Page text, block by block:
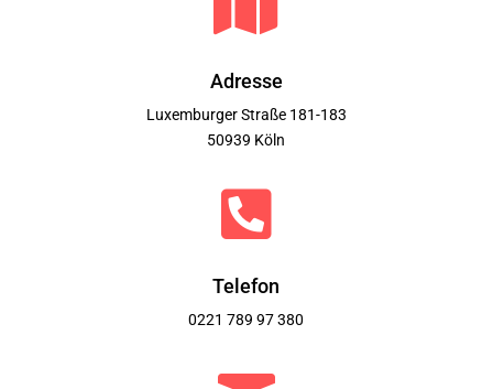
Adresse
Luxemburger Straße 181-183
50939 Köln

Telefon
0221 789 97 380